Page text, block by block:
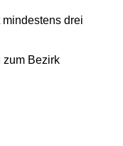
drei
zum Bezirk